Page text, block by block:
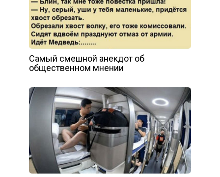
Самый смешной анекдот об
общественном мнении